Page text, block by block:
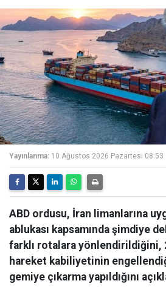
Yayınlanma: 10 Ağustos 2026 Pazartesi 08:53
ABD ordusu, İran limanlarına
ablukası kapsamında şimdiye
farklı rotalara yönlendirildiğini,
hareket kabiliyetinin
gemiye çıkarma yapıldığını